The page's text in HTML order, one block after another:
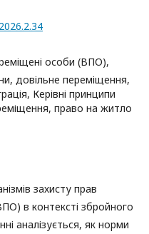
особи (ВПО),
довільне переміщення,
Керівні принципи
право на житло
захисту прав
в контексті збройного
аналізується, як норми